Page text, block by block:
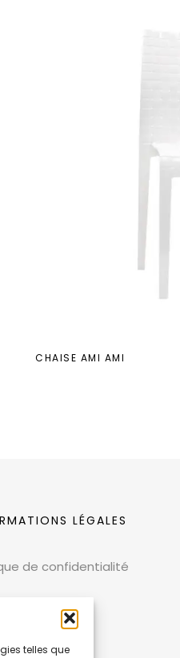
telles que
CHAISE AMI AMI
LÉGALES
de confidentialité